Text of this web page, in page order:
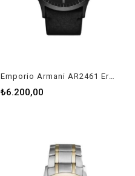
Emporio Armani AR2461 Erkek Kol Saati
₺6.200,00